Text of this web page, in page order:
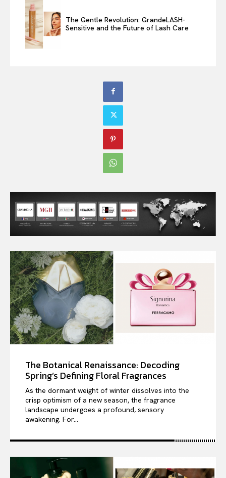
The Gentle Revolution: GrandeLASH-
Sensitive and the Future of Lash Care
The Botanical Renaissance: Decoding
Spring’s Defining Floral Fragrances
As the dormant weight of winter dissolves into the
crisp optimism of a new season, the fragrance
landscape undergoes a profound, sensory
awakening. For...